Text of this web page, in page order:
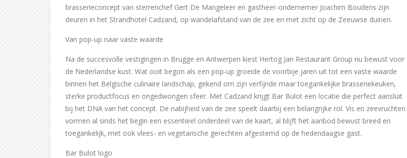
brasserieconcept van sterrenchef Gert De Mangeleer en gastheer-ondernemer Joachim Boudens zijn
deuren in het Strandhotel Cadzand, op wandelafstand van de zee en met zicht op de Zeeuwse duinen.
Van pop-up naar vaste waarde
Na de succesvolle vestigingen in Brugge en Antwerpen kiest Hertog Jan Restaurant Group nu bewust voor
de Nederlandse kust. Wat ooit begon als een pop-up groeide de voorbije jaren uit tot een vaste waarde
binnen het Belgische culinaire landschap, gekend om zijn verfijnde maar toegankelijke brasseriekeuken,
sterke productfocus en ongedwongen sfeer. Met Cadzand krijgt Bar Bulot een locatie die perfect aansluit
bij het DNA van het concept. De nabijheid van de zee speelt daarbij een belangrijke rol. Vis en zeevruchten
vormen al sinds het begin een essentieel onderdeel van de kaart, al blijft het aanbod bewust breed en
toegankelijk, met ook vlees- en vegetarische gerechten afgestemd op de hedendaagse gast.
Bar Bulot logo